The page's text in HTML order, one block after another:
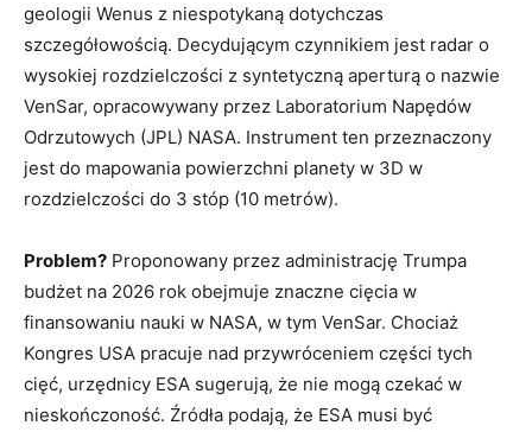
geologii Wenus z niespotykaną dotychczas
szczegółowością. Decydującym czynnikiem jest radar o
wysokiej rozdzielczości z syntetyczną aperturą o nazwie
VenSar, opracowywany przez Laboratorium Napędów
Odrzutowych (JPL) NASA. Instrument ten przeznaczony
jest do mapowania powierzchni planety w 3D w
rozdzielczości do 3 stóp (10 metrów).
Problem? Proponowany przez administrację Trumpa
budżet na 2026 rok obejmuje znaczne cięcia w
finansowaniu nauki w NASA, w tym VenSar. Chociaż
Kongres USA pracuje nad przywróceniem części tych
cięć, urzędnicy ESA sugerują, że nie mogą czekać w
nieskończoność. Źródła podają, że ESA musi być